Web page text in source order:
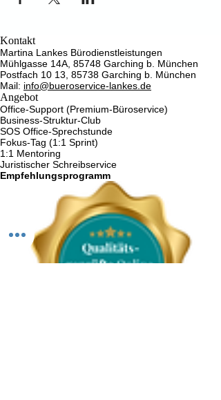
Kontakt
Martina Lankes Bürodienstleistungen
Mühlgasse 14A, 85748 Garching b. München
Postfach 10 13, 85738 Garching b. München
Mail: info@bueroservice-lankes.de
Angebot
Office-Support (Premium-Büroservice)
Business-Struktur-Club
SOS Office-Sprechstunde
Fokus-Tag (1:1 Sprint)
1:1 Mentoring
Juristischer Schreibservice
Empfehlungsprogramm